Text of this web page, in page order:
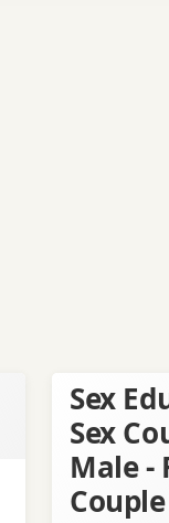
Sex
Sex
Male -
Couple